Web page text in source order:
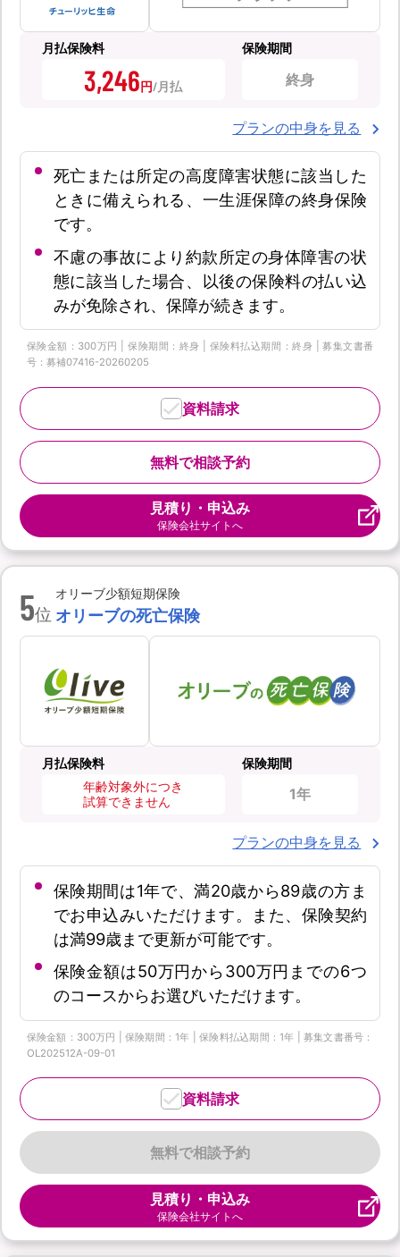
月払保険料
3,246円
保険期間
終身
プランの中身を見る
死亡または所定の高度障害状態に該当した
ときに備えられる、一生涯保障の終身保険
です。
不慮の事故により約款所定の身体障害の状
態に該当した場合、以後の保険料の払い込
みが免除され、保障が続きます。
保険金額：300万円 | 保険期間：終身 | 保険料払込期間：終身 | 募集文書番
号：募補07416-20260205
無料で相談予約
資料請求
見積り・申込み
保険会社サイトへ
5位
オリーブ少額短期保険
オリーブの死亡保険
月払保険料
年齢対象外につき
試算できません
保険期間
1年
プランの中身を見る
保険期間は1年で、満20歳から89歳の方ま
でお申込みいただけます。また、保険契約
は満99歳まで更新が可能です。
保険金額は50万円から300万円までの6つ
のコースからお選びいただけます。
保険金額：300万円 | 保険期間：1年 | 保険料払込期間：1年 | 募集文書番号：
OL202512A-09-01
無料で相談予約
資料請求
見積り・申込み
保険会社サイトへ